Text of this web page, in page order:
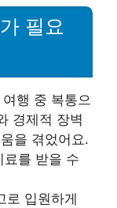
필요
행 중 복통으
경제적 장벽
을 겪었어요.
료를 받을 수
로 입원하게